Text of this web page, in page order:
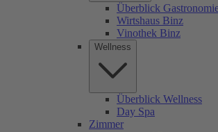
Überblick
Wirtshaus Binz
Vinothek Binz
Wellness
Überblick Wellness
Day Spa
Zimmer